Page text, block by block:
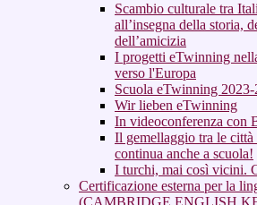
Scambio culturale tra
all’insegna della storia,
dell’amicizia
I progetti eTwinning
verso l'Europa
Scuola eTwinning 2023-
Wir lieben eTwinning
In videoconferenza con
Il gemellaggio tra le
continua anche a scuola!
I turchi, mai così vicini.
Certificazione esterna per la
(CAMBRIDGE ENGLISH